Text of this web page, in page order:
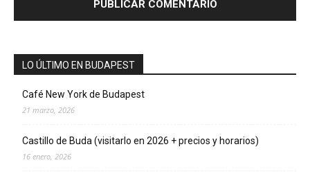
LO ÚLTIMO EN BUDAPEST
Café New York de Budapest
21 marzo, 2026
Castillo de Buda (visitarlo en 2026 + precios y horarios)
16 enero, 2026